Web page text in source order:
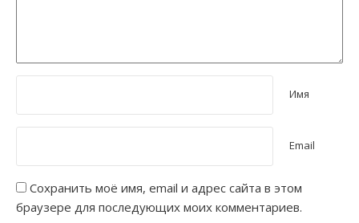
Имя
Email
Сохранить моё имя, email и адрес сайта в этом
браузере для последующих моих комментариев.